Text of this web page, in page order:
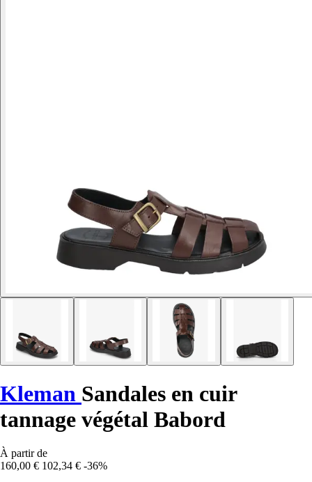
Kleman Sandales en cuir
tannage végétal Babord
À partir de
160,00 € 102,34 € -36%